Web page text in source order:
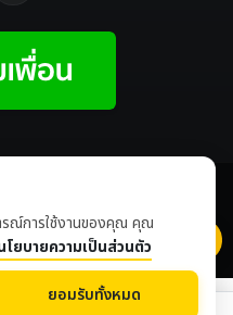
ปีนี้ 8,636,317
รณ์การใช้งานของคุณ คุณ
โยบายความเป็นส่วนตัว
ยอมรับทั้งหมด